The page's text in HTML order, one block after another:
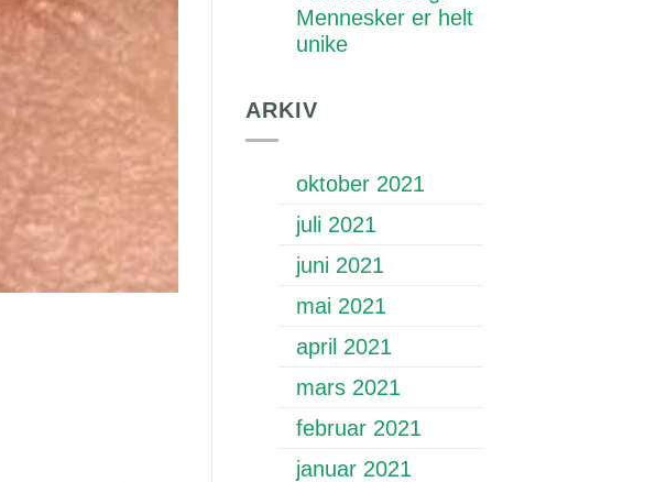
Mennesker er helt
unike
ARKIV
oktober 2021
juli 2021
juni 2021
mai 2021
april 2021
mars 2021
februar 2021
januar 2021